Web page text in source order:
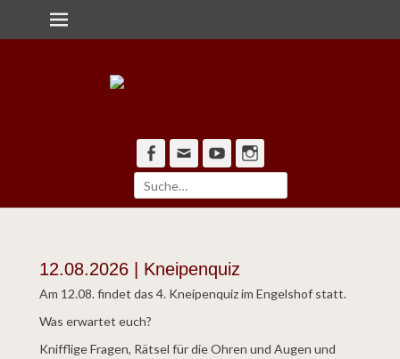
zum
Inhalt
Primärmenü
Alle Pforten offen
Facebook
Email YouTube
nach:
12.08.2026 | Kneipenquiz
Am 12.08. findet das 4. Kneipenquiz im Engelshof statt.
Was erwartet euch?
Knifflige Fragen, Rätsel für die Ohren und Augen und